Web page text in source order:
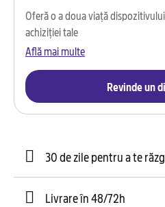
Oferă o a doua viață
achiziției tale
Află mai multe
Revinde un
30 de zile pentru a te
Livrare în 48/72h